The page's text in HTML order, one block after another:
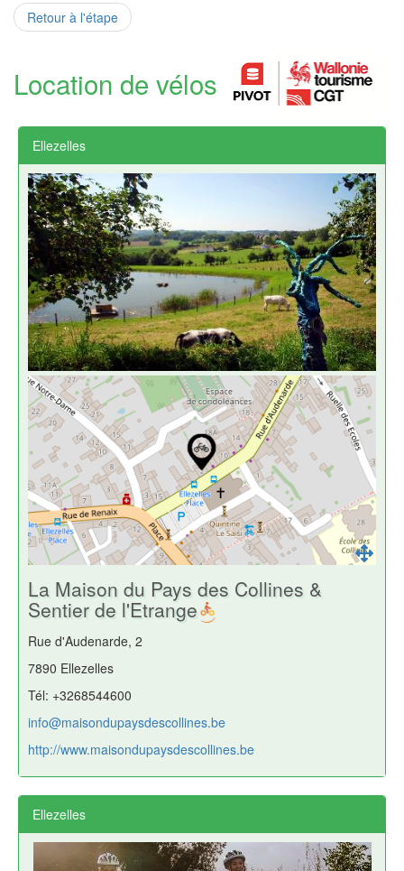
Retour à l'étape
Location de vélos
Ellezelles
La Maison du Pays des Collines &
Sentier de l'Etrange
Rue d'Audenarde, 2
7890 Ellezelles
Tél: +3268544600
info@maisondupaysdescollines.be
http://www.maisondupaysdescollines.be
Ellezelles